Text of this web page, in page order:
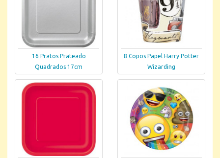
16 Pratos Prateado
Quadrados 17cm
8 Copos Papel Harry Potter
Wizarding